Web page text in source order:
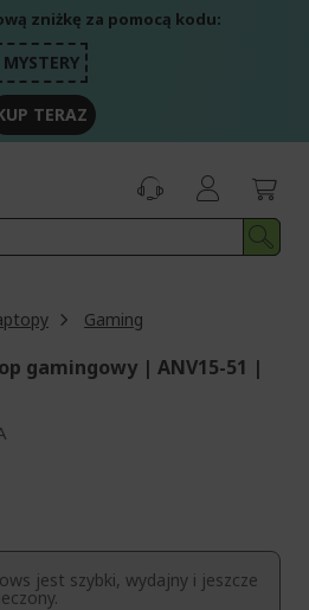
zniżkę za pomocą kodu:
MYSTERY
TERAZ
Gaming
gamingowy | ANV15-51 |
jest szybki, wydajny i jeszcze